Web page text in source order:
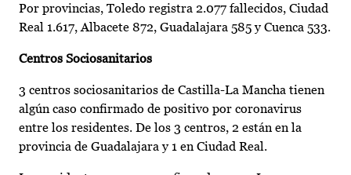
Por provincias, Toledo registra 2.077 fallecidos, Ciudad
Real 1.617, Albacete 872, Guadalajara 585 y Cuenca 533.
Centros Sociosanitarios
3 centros sociosanitarios de Castilla-La Mancha tienen
algún caso confirmado de positivo por coronavirus
entre los residentes. De los 3 centros, 2 están en la
provincia de Guadalajara y 1 en Ciudad Real.